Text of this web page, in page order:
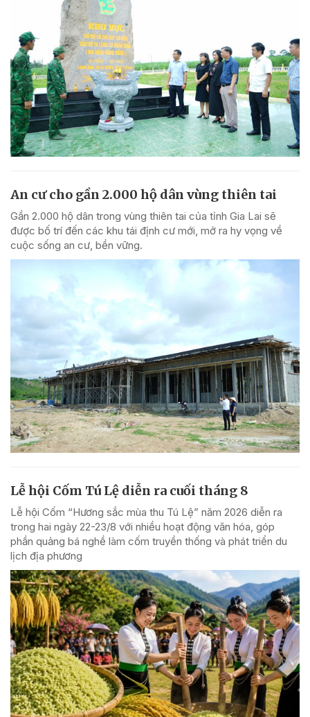
An cư cho gần 2.000 hộ dân vùng thiên tai
Gần 2.000 hộ dân trong vùng thiên tai của tỉnh Gia Lai sẽ
được bố trí đến các khu tái định cư mới, mở ra hy vọng về
cuộc sống an cư, bền vững.
Lễ hội Cốm Tú Lệ diễn ra cuối tháng 8
Lễ hội Cốm “Hương sắc mùa thu Tú Lệ” năm 2026 diễn ra
trong hai ngày 22-23/8 với nhiều hoạt động văn hóa, góp
phần quảng bá nghề làm cốm truyền thống và phát triển du
lịch địa phương